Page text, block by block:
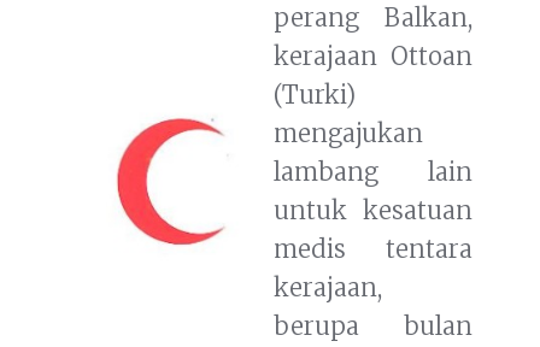
perang Balkan,
kerajaan Ottoan
(Turki)
mengajukan
lambang lain
untuk kesatuan
medis tentara
kerajaan,
berupa bulan